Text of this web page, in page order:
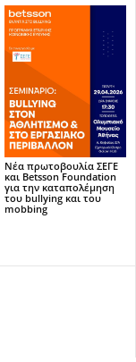
Νέα πρωτοβουλία ΣΕΓΕ
και Betsson Foundation
για την καταπολέμηση
του bullying και του
mobbing